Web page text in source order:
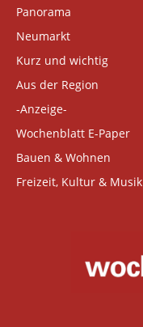
Panorama
Neumarkt
Kurz und wichtig
Aus der Region
-Anzeige-
Wochenblatt E-Paper
Bauen & Wohnen
Freizeit, Kultur & Musik